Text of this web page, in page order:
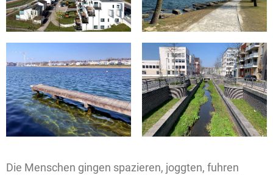
Die Menschen gingen spazieren, joggten, fuhren